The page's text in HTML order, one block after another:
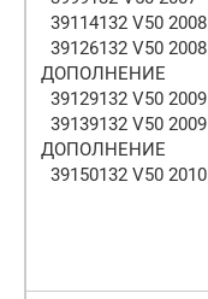
39114132 V50 2008
39126132 V50 2008
ДОПОЛНЕНИЕ
39129132 V50 2009
39139132 V50 2009
ДОПОЛНЕНИЕ
39150132 V50 2010